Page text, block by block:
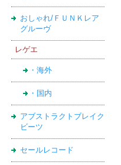
おしゃれ/ＦＵＮＫレア
グルーヴ
レゲエ
・海外
・国内
アブストラクトブレイク
ビーツ
セールレコード